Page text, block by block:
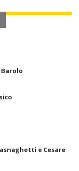
Barolo
e Cesare